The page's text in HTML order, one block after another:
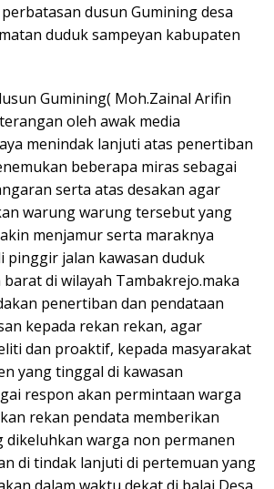
dusun Gumining desa
duduk sampeyan kabupaten
Gumining( Moh.Zainal Arifin
oleh awak media
menindak lanjuti atas penertiban
beberapa miras sebagai
serta atas desakan agar
warung warung tersebut yang
menjamur serta maraknya
pinggir jalan kawasan duduk
di wilayah Tambakrejo.maka
penertiban dan pendataan
kepada rekan rekan, agar
dan proaktif, kepada masyarakat
yang tinggal di kawasan
respon akan permintaan warga
rekan pendata memberikan
dikeluhkan warga non permanen
di tindak lanjuti di pertemuan yang